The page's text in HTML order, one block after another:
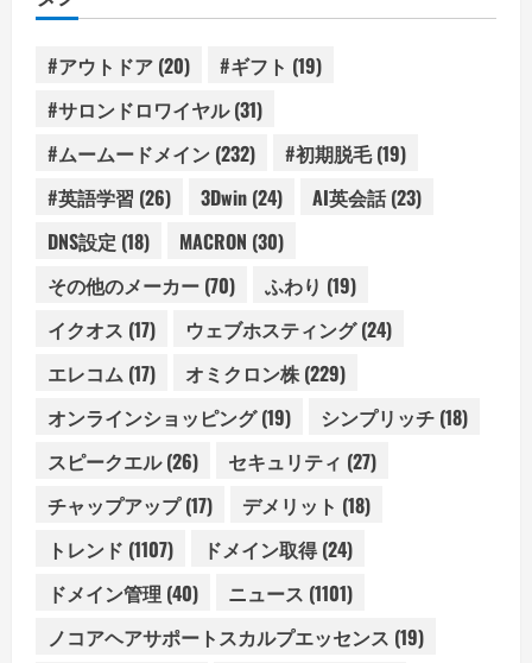
ー
#アウトドア (20) #ギフト (19)
#サロンドロワイヤル(31)
#ムームードメイン (232) #初期脱毛(19)
#英語学習 (26) 3Dwin (24) AI英会話(23)
DNS設定 (18) MACRON (30)
その他のメーカー (70) ふわり (19)
イクオス (17) ウェブホスティング(24)
エレコム (17) オミクロン株(229)
オンラインショッピング(19) シンプリッチ (18)
スピークエル(26) セキュリティ (27)
チャップアップ(17) デメリット (18)
トレンド (1107) ドメイン取得(24)
ドメイン管理 (40) ニュース (1101)
ノコアヘアサポートスカルプエッセンス (19)